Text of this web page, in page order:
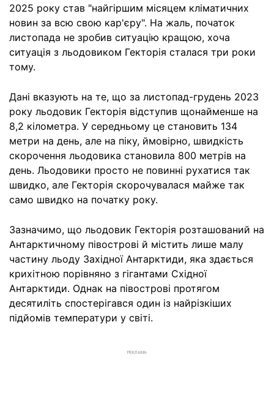
2025 року став "найгіршим місяцем кліматичних
новин за всю свою кар'єру". На жаль, початок
листопада не зробив ситуацію кращою, хоча
ситуація з льодовиком Гекторія сталася три роки
тому.
Дані вказують на те, що за листопад-грудень 2023
року льодовик Гекторія відступив щонайменше на
8,2 кілометра. У середньому це становить 134
метри на день, але на піку, ймовірно, швидкість
скорочення льодовика становила 800 метрів на
день. Льодовики просто не повинні рухатися так
швидко, але Гекторія скорочувалася майже так
само швидко на початку року.
Зазначимо, що льодовик Гекторія розташований на
Антарктичному півострові й містить лише малу
частину льоду Західної Антарктиди, яка здається
крихітною порівняно з гігантами Східної
Антарктиди. Однак на півострові протягом
десятиліть спостерігався один із найрізкіших
підйомів температури у світі.
РЕКЛАМА